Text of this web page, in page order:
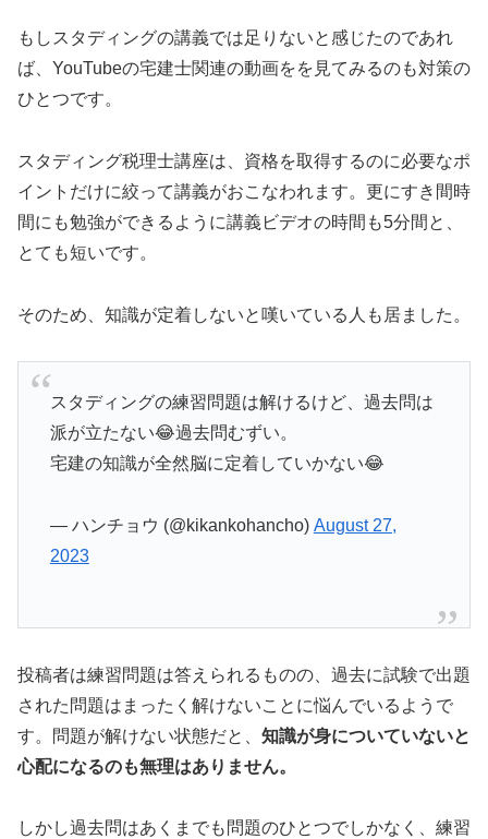
もしスタディングの講義では足りないと感じたのであれ
ば、YouTubeの宅建士関連の動画をを見てみるのも対策の
ひとつです。
スタディング税理士講座は、資格を取得するのに必要なポ
イントだけに絞って講義がおこなわれます。更にすき間時
間にも勉強ができるように講義ビデオの時間も5分間と、
とても短いです。
そのため、知識が定着しないと嘆いている人も居ました。
スタディングの練習問題は解けるけど、過去問は
派が立たない😂過去問むずい。
宅建の知識が全然脳に定着していかない😂
— ハンチョウ (@kikankohancho) August 27,
2023
投稿者は練習問題は答えられるものの、過去に試験で出題
された問題はまったく解けないことに悩んでいるようで
す。問題が解けない状態だと、 知識が身についていないと
心配になるのも無理はありません。
しかし過去問はあくまでも問題のひとつでしかなく、練習